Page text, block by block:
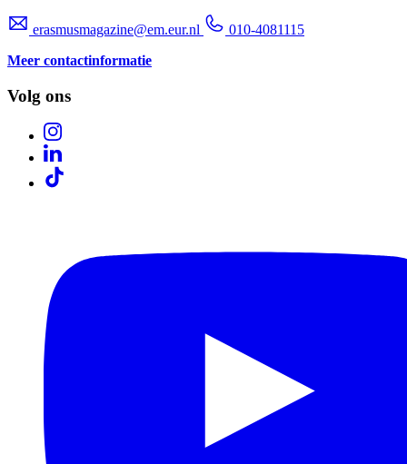
erasmusmagazine@em.eur.nl
010-4081115
Meer contactinformatie
Volg ons